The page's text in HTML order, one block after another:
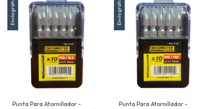
Envío gratis
Punta Para Atornillador -
Envío gratis
Punta Para Atornillador -